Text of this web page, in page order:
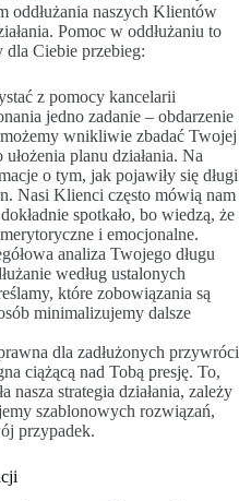
oddłużania naszych Klientów
Pomoc w oddłużaniu to
dla Ciebie przebieg:
z pomocy kancelarii
jedno zadanie – obdarzenie
wnikliwie zbadać Twojej
planu działania. Na
o tym, jak pojawiły się długi
Nasi Klienci często mówią nam
spotkało, bo wiedzą, że
i emocjonalne.
analiza Twojego długu
według ustalonych
które zobowiązania są
minimalizujemy dalsze
dla zadłużonych przywróci
ciążącą nad Tobą presję. To,
nasza strategia działania, zależy
szablonowych rozwiązań,
przypadek.